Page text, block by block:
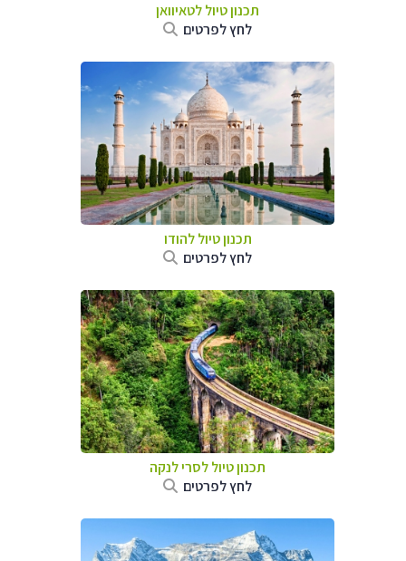
תכנון טיוללטאיוואן
לחץ לפרטים
תכנון טיוללהודו
לחץ לפרטים
תכנון טיוללסרי לנקה
לחץ לפרטים